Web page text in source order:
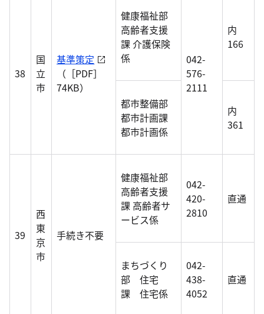
38
国
立
市
基準策定
（［PDF］
74KB）
健康福祉部
高齢者支援
課 介護保険
係
042-
576-
2111
内
166
都市整備部
都市計画課
都市計画係
内
361
39
西
東
京
市
手続き不要
健康福祉部
高齢者支援
課 高齢者サ
ービス係
042-
420-
2810
直通
まちづくり
部 住宅
課 住宅係
042-
438-
4052
直通